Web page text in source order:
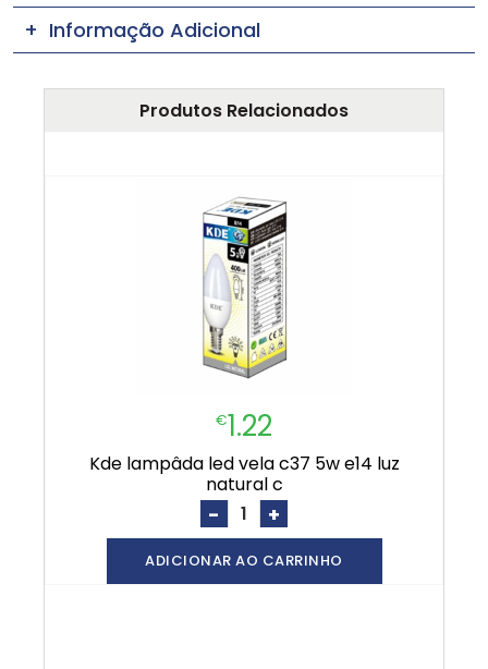
Informação Adicional
Produtos Relacionados
€1.22
kde lampâda led vela c37 5w e14 luz
natural c
- +
ADICIONAR AO CARRINHO